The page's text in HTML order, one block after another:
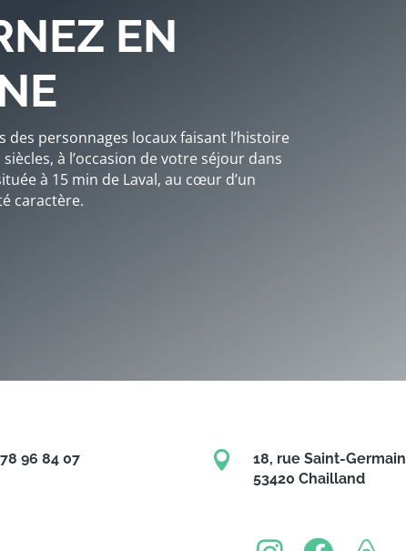
EN
des personnages locaux faisant l’histoire
à l’occasion de votre séjour dans
à 15 min de Laval, au cœur d’un
caractère.
96 84 07 
18, rue Saint-Germain
53420 Chailland